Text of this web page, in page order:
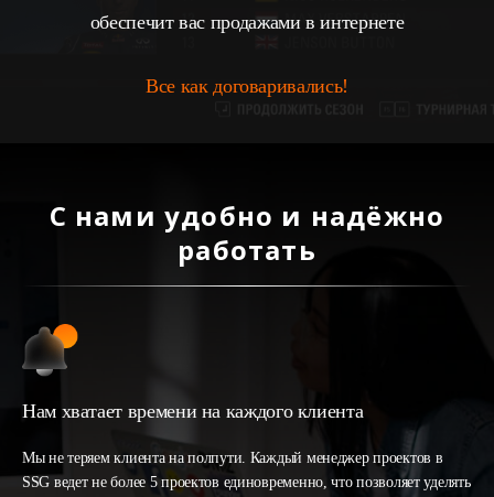
обеспечит вас продажами в интернете
Все как договаривались!
С нами удобно и надёжно
работать
Нам хватает времени на каждого клиента
Мы не теряем клиента на полпути. Каждый менеджер проектов в
SSG ведет не более 5 проектов единовременно, что позволяет уделять